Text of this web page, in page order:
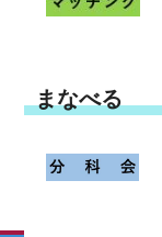
まなべる